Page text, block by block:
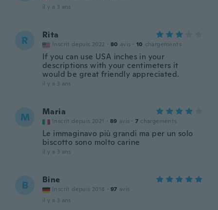
il y a 3 ans
R Rita
Inscrit depuis 2022 · 80 avis · 10 chargements
If you can use USA inches in your
descriptions with your centimeters it
would be great friendly appreciated.
il y a 3 ans
M Maria
Inscrit depuis 2021 · 89 avis · 7 chargements
Le immaginavo più grandi ma per un solo
biscotto sono molto carine
il y a 3 ans
B Bine
Inscrit depuis 2018 · 97 avis
il y a 3 ans